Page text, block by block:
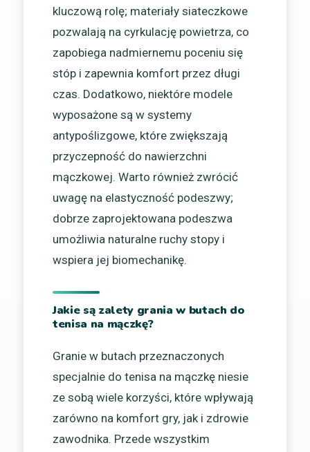
kluczową rolę; materiały siateczkowe
pozwalają na cyrkulację powietrza, co
zapobiega nadmiernemu poceniu się
stóp i zapewnia komfort przez długi
czas. Dodatkowo, niektóre modele
wyposażone są w systemy
antypoślizgowe, które zwiększają
przyczepność do nawierzchni
mączkowej. Warto również zwrócić
uwagę na elastyczność podeszwy;
dobrze zaprojektowana podeszwa
umożliwia naturalne ruchy stopy i
wspiera jej biomechanikę.
Jakie są zalety grania w butach do
tenisa na mączkę?
Granie w butach przeznaczonych
specjalnie do tenisa na mączkę niesie
ze sobą wiele korzyści, które wpływają
zarówno na komfort gry, jak i zdrowie
zawodnika. Przede wszystkim